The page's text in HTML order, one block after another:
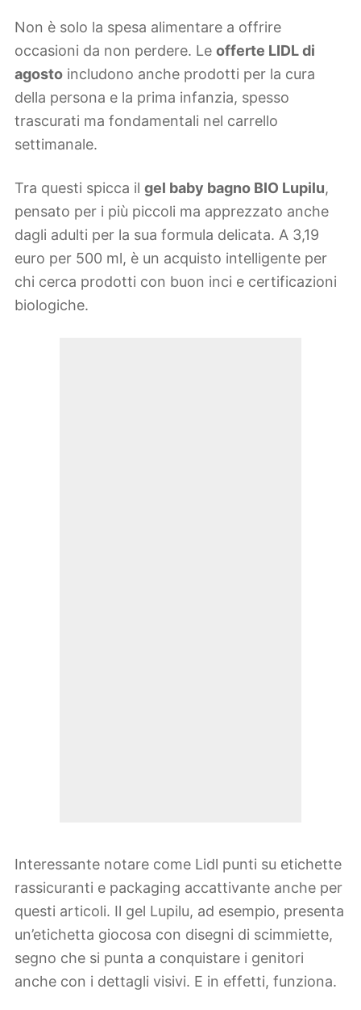
Non è solo la spesa alimentare a offrire
occasioni da non perdere. Le offerte LIDL di
agosto includono anche prodotti per la cura
della persona e la prima infanzia, spesso
trascurati ma fondamentali nel carrello
settimanale.
Tra questi spicca il gel baby bagno BIO Lupilu,
pensato per i più piccoli ma apprezzato anche
dagli adulti per la sua formula delicata. A 3,19
euro per 500 ml, è un acquisto intelligente per
chi cerca prodotti con buon inci e certificazioni
biologiche.
Interessante notare come Lidl punti su etichette
rassicuranti e packaging accattivante anche per
questi articoli. Il gel Lupilu, ad esempio, presenta
un’etichetta giocosa con disegni di scimmiette,
segno che si punta a conquistare i genitori
anche con i dettagli visivi. E in effetti, funziona.